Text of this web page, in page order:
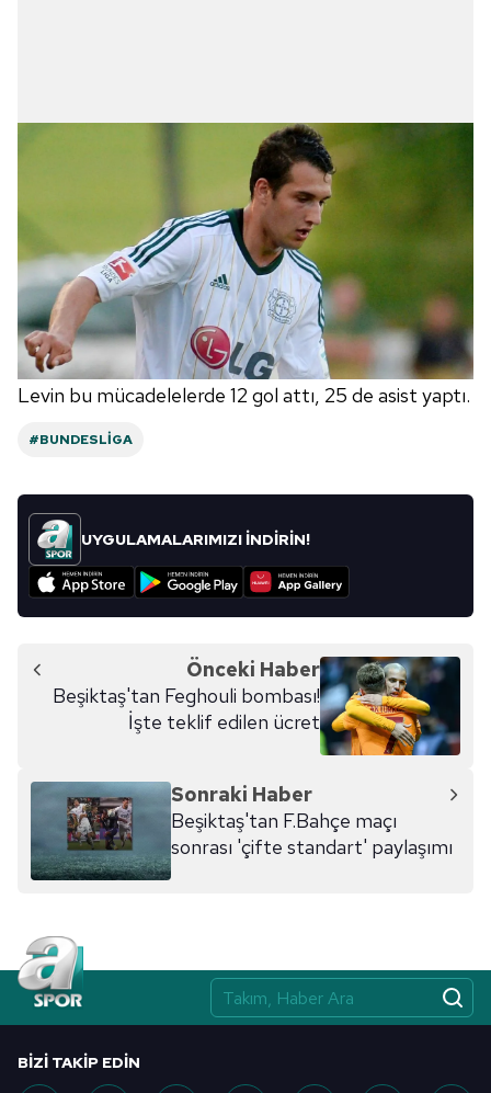
Levin bu mücadelelerde 12 gol attı, 25 de asist yaptı.
#BUNDESLIGA
UYGULAMALARIMIZI İNDİRİN!
Önceki Haber
Beşiktaş'tan Feghouli bombası!
İşte teklif edilen ücret
Sonraki Haber
Beşiktaş'tan F.Bahçe maçı
sonrası 'çifte standart' paylaşımı
BIZI TAKIP EDIN